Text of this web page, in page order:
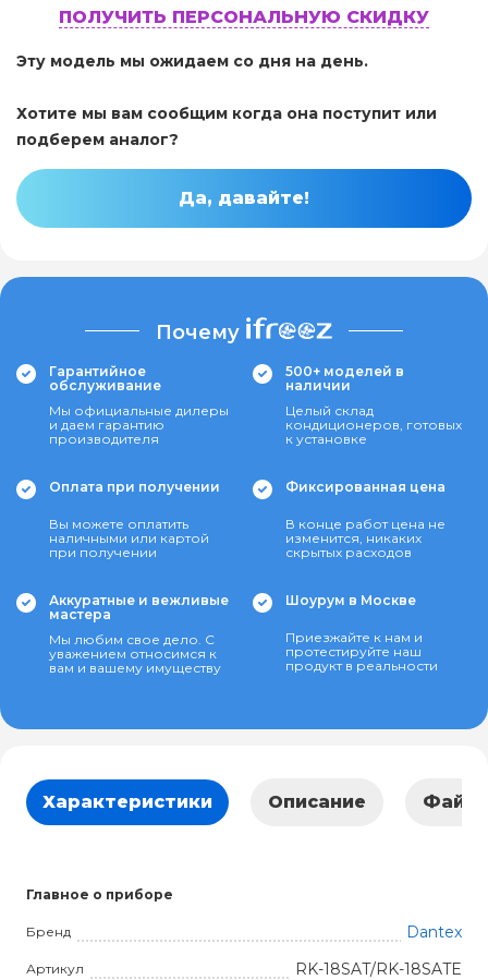
ПОЛУЧИТЬ ПЕРСОНАЛЬНУЮ СКИДКУ
Эту модель мы ожидаем со дня на день.
Хотите мы вам сообщим когда она поступит или
подберем аналог?
Да, давайте!
Почему
Гарантийное
обслуживание
Мы официальные дилеры
и даем гарантию
производителя
500+ моделей в
наличии
Целый склад
кондиционеров, готовых
к установке
Оплата при получении
Вы можете оплатить
наличными или картой
при получении
Фиксированная цена
В конце работ цена не
изменится, никаких
скрытых расходов
Аккуратные и вежливые
мастера
Мы любим свое дело. С
уважением относимся к
вам и вашему имуществу
Шоурум в Москве
Приезжайте к нам и
протестируйте наш
продукт в реальности
Характеристики Описание
Главное о приборе
Бренд Dantex
Артикул RK-18SAT/RK-18SATE